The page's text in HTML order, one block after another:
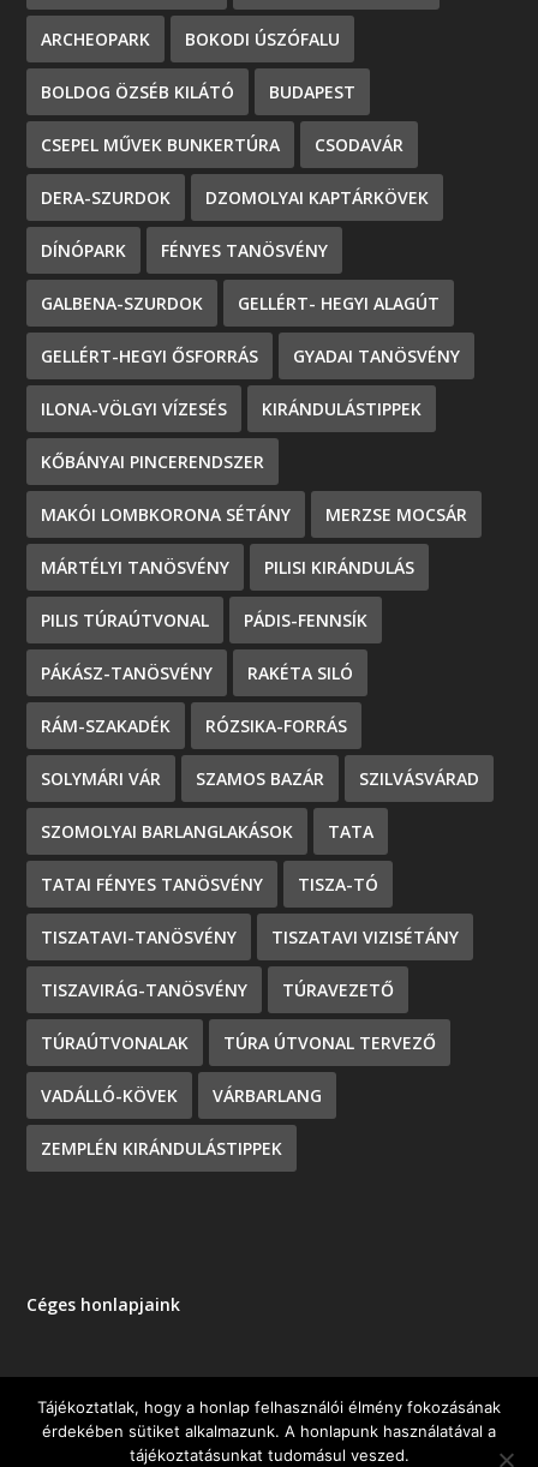
ARCHEOPARK BOKODI ÚSZÓFALU
BOLDOG ÖZSÉB KILÁTÓ BUDAPEST
CSEPEL MŰVEK BUNKERTÚRA CSODAVÁR
DERA-SZURDOK DZOMOLYAI KAPTÁRKÖVEK
DÍNÓPARK FÉNYES TANÖSVÉNY
GALBENA-SZURDOK GELLÉRT- HEGYI ALAGÚT
GELLÉRT-HEGYI ŐSFORRÁS GYADAI TANÖSVÉNY
ILONA-VÖLGYI VÍZESÉS KIRÁNDULÁSTIPPEK
KŐBÁNYAI PINCERENDSZER
MAKÓI LOMBKORONA SÉTÁNY MERZSE MOCSÁR
MÁRTÉLYI TANÖSVÉNY PILISI KIRÁNDULÁS
PILIS TÚRAÚTVONAL PÁDIS-FENNSÍK
PÁKÁSZ-TANÖSVÉNY RAKÉTA SILÓ
RÁM-SZAKADÉK RÓZSIKA-FORRÁS
SOLYMÁRI VÁR SZAMOS BAZÁR SZILVÁSVÁRAD
SZOMOLYAI BARLANGLAKÁSOK TATA
TATAI FÉNYES TANÖSVÉNY TISZA-TÓ
TISZATAVI-TANÖSVÉNY TISZATAVI VIZISÉTÁNY
TISZAVIRÁG-TANÖSVÉNY TÚRAVEZETŐ
TÚRAÚTVONALAK TÚRA ÚTVONAL TERVEZŐ
VADÁLLÓ-KÖVEK VÁRBARLANG
ZEMPLÉN KIRÁNDULÁSTIPPEK
Céges honlapjaink
Tervezte:Elegant Themes | Üzemeltető: WordPress
Tájékoztatlak, hogy a honlap felhasználói élmény fokozásának
érdekében sütiket alkalmazunk. A honlapunk használatával a
tájékoztatásunkat tudomásul veszed.